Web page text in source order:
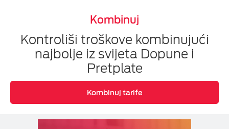
Kombinuj
Kontroliši troškove kombinujući
najbolje iz svijeta Dopune i
Pretplate
Kombinuj tarife